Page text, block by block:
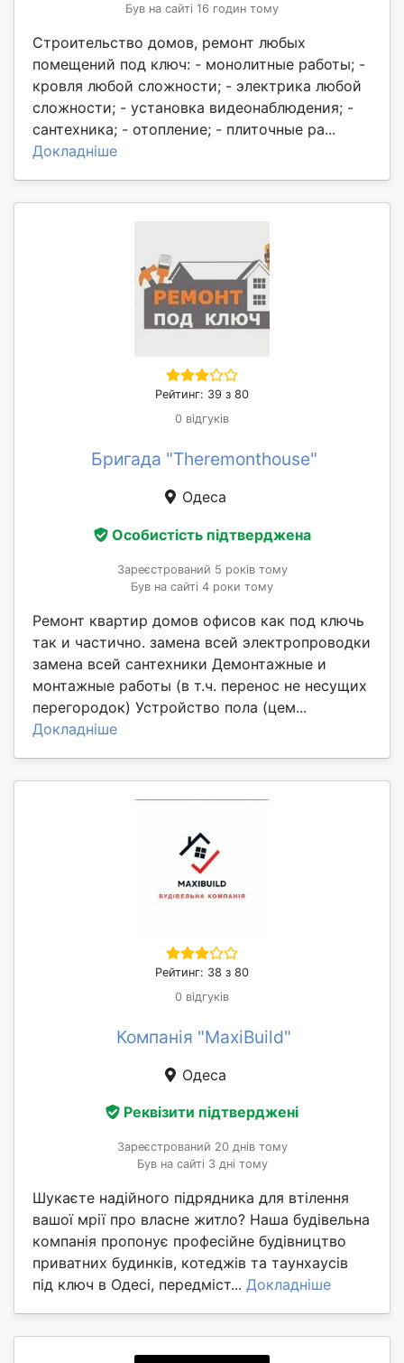
Був на сайті 16 годин тому
Строительство домов, ремонт любых
помещений под ключ: - монолитные работы; -
кровля любой сложности; - электрика любой
сложности; - установка видеонаблюдения; -
сантехника; - отопление; - плиточные ра...
Докладніше
Рейтинг: 39 з 80
0 відгуків
Бригада "Theremonthouse"
Одеса
Особистість підтверджена
Зареєстрований 5 років тому
Був на сайті 4 роки тому
Ремонт квартир домов офисов как под ключь
так и частично. замена всей электропроводки
замена всей сантехники Демонтажные и
монтажные работы (в т.ч. перенос не несущих
перегородок) Устройство пола (цем...
Докладніше
Рейтинг: 38 з 80
0 відгуків
Компанія "MaxiBuild"
Одеса
Реквізити підтверджені
Зареєстрований 20 днів тому
Був на сайті 3 дні тому
Шукаєте надійного підрядника для втілення
вашої мрії про власне житло? Наша будівельна
компанія пропонує професійне будівництво
приватних будинків, котеджів та таунхаусів
під ключ в Одесі, передміст... Докладніше